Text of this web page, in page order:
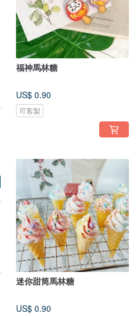
福神馬林糖
US$ 0.90
可客製
迷你甜筒馬林糖
US$ 0.90